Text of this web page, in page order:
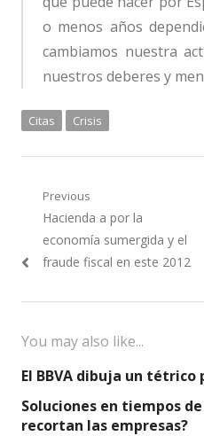
o menos años
cambiamos nuestra
nuestros deberes y
Citas Crisis
Navegación
de
entradas
Previous
Previous
post:
Hacienda a por la
economía sumergida y el
fraude fiscal en este 2012
You may also like...
El BBVA dibuja un
Soluciones en tiempos
recortan las empresas?